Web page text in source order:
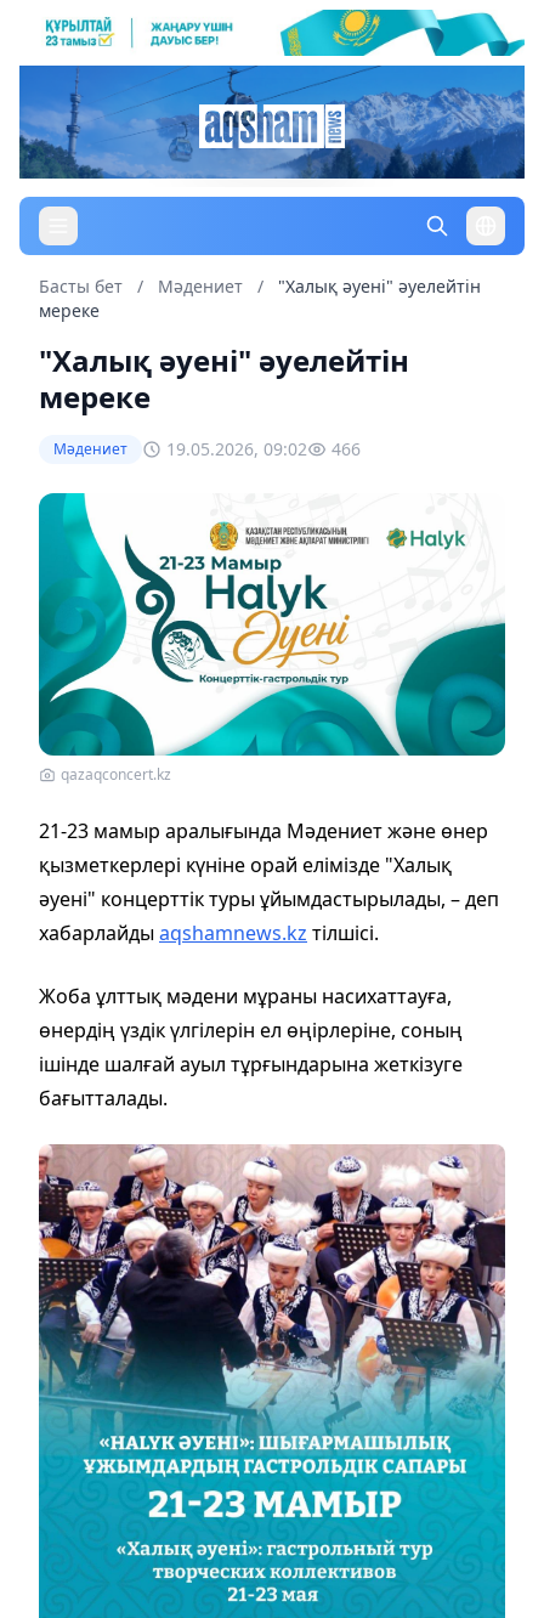
Басты бет / Мәдениет /
"Халық әуені" әуелейтін
мереке
"Халық әуені" әуелейтін
мереке
Мәдениет 19.05.2026, 09:02 466
qazaqconcert.kz
21-23 мамыр аралығында Мәдениет және өнер
қызметкерлері күніне орай елімізде "Халық
әуені" концерттік туры ұйымдастырылады, – деп
хабарлайдыaqshamnews.kz тілшісі.
Жоба ұлттық мәдени мұраны насихаттауға,
өнердің үздік үлгілерін ел өңірлеріне, соның
ішінде шалғай ауыл тұрғындарына жеткізуге
бағытталады.